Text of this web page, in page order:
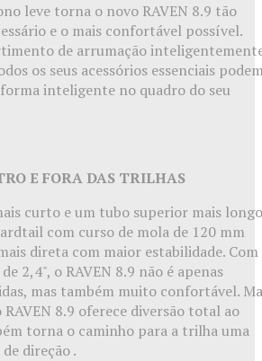
leve torna o novo RAVEN 8.9 tão
e o mais confortável possível.
de arrumação
os seus acessórios essenciais
inteligente no quadro do seu
E FORA DAS TRILHAS
curto e um tubo superior mais
com curso de mola de 120 mm
direta com maior estabilidade. Com
2,4", o RAVEN 8.9 não é apenas
mas também muito confortável.
RAVEN 8.9 oferece diversão total ao
torna o caminho para a trilha uma
direção .